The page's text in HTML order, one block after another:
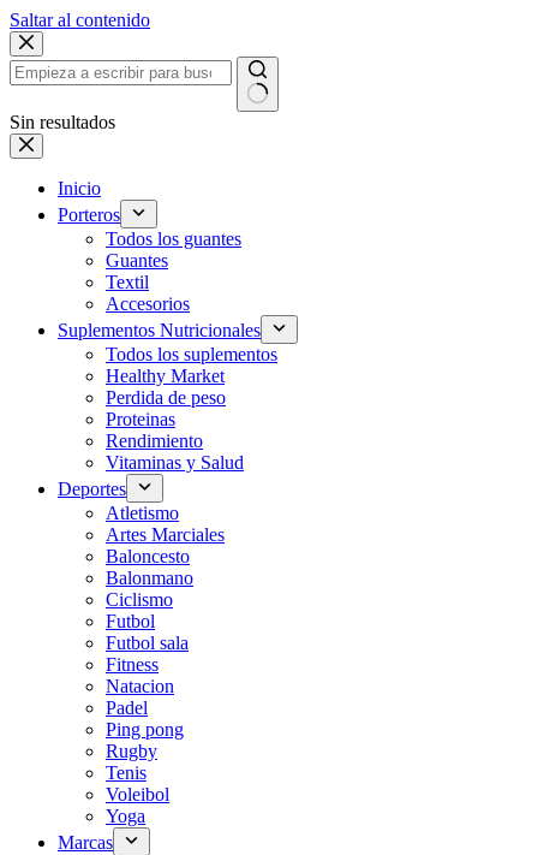
Saltar al contenido
Sin resultados
Inicio
Porteros
Todos los guantes
Guantes
Textil
Accesorios
Suplementos Nutricionales
Todos los suplementos
Healthy Market
Perdida de peso
Proteinas
Rendimiento
Vitaminas y Salud
Deportes
Atletismo
Artes Marciales
Baloncesto
Balonmano
Ciclismo
Futbol
Futbol sala
Fitness
Natacion
Padel
Ping pong
Rugby
Tenis
Voleibol
Yoga
Marcas